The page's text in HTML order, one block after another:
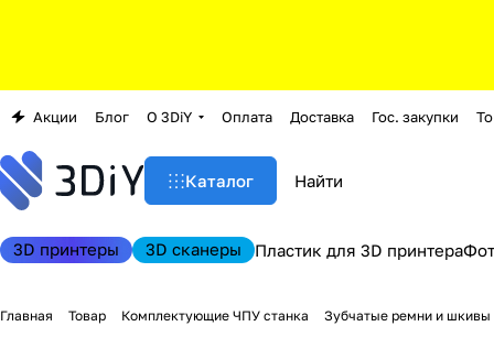
Акции Блог О 3DiY Оплата Доставка Гос. закупки
Каталог
3D принтеры 3D сканеры Пластик для 3D принтера
Главная Товар Комплектующие ЧПУ станка Зубчатые ремни и